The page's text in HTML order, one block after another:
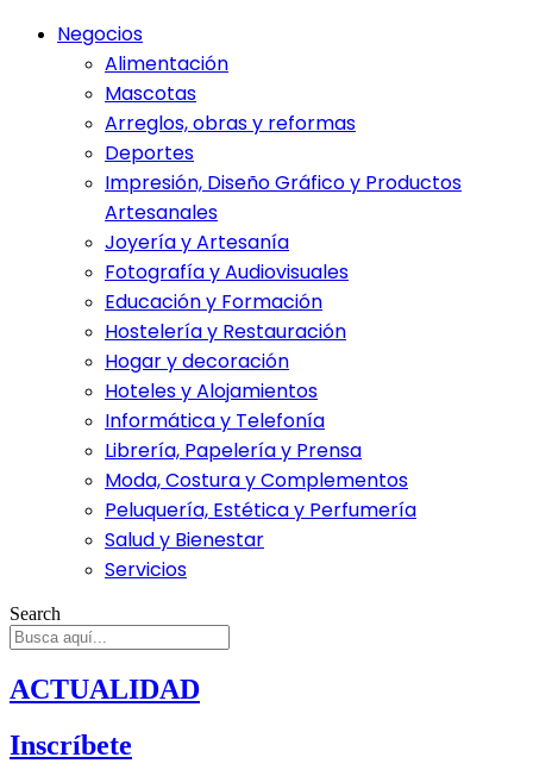
Negocios
Alimentación
Mascotas
Arreglos, obras y reformas
Deportes
Impresión, Diseño Gráfico y Productos
Artesanales
Joyería y Artesanía
Fotografía y Audiovisuales
Educación y Formación
Hostelería y Restauración
Hogar y decoración
Hoteles y Alojamientos
Informática y Telefonía
Librería, Papelería y Prensa
Moda, Costura y Complementos
Peluquería, Estética y Perfumería
Salud y Bienestar
Servicios
Search
ACTUALIDAD
Inscríbete